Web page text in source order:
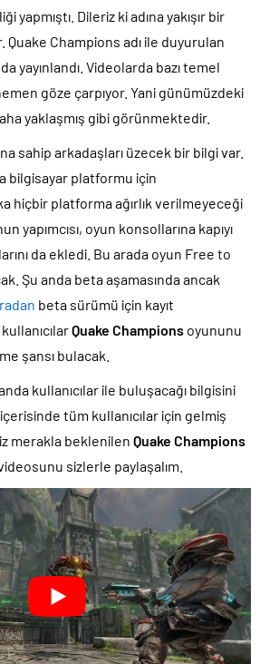
yapmıştı. Dileriz ki adına yakışır bir
Champions adı ile duyurulan
yayınlandı. Videolarda bazı temel
göze çarpıyor. Yani günümüzdeki
yaklaşmış gibi görünmektedir.
sahip arkadaşları üzecek bir bilgi var.
bilgisayar platformu için
hiçbir platforma ağırlık verilmeyeceği
yapımcısı, oyun konsollarına kapıyı
da ekledi. Bu arada oyun Free to
Şu anda beta aşamasında ancak
beta sürümü için kayıt
Quake Champions oyununu
şansı bulacak.
kullanıcılar ile buluşacağı bilgisini
tüm kullanıcılar için gelmiş
merakla beklenilen Quake Champions
sizlerle paylaşalım.